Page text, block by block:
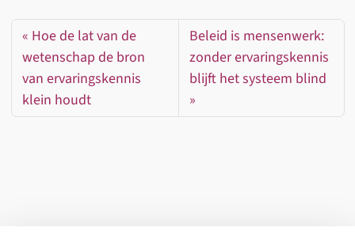
b
o
o
k
ke
dI
n
ailat
sA
p
p
e
Hoe de lat van de
wetenschap de bron
van ervaringskennis
klein houdt
Beleid is mensenwerk:
zonder ervaringskennis
blijft het systeem blind